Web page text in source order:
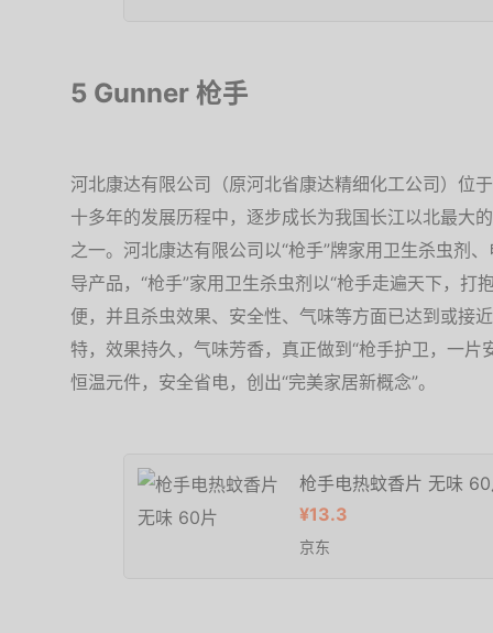
5 Gunner 枪手
河北康达有限公司（原河北省康达精细化工公司）位
十多年的发展历程中，逐步成长为我国长江以北最大
之一。河北康达有限公司以“枪手”牌家用卫生杀虫剂
导产品，“枪手”家用卫生杀虫剂以“枪手走遍天下，打
便，并且杀虫效果、安全性、气味等方面已达到或接
特，效果持久，气味芳香，真正做到“枪手护卫，一片
恒温元件，安全省电，创出“完美家居新概念”。
枪手电热蚊香片 无味
¥13.3
京东